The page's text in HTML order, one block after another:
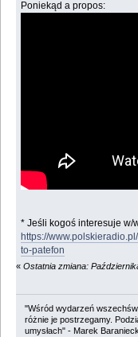
Poniekąd a propos:
* Jeśli kogoś interesuje w/
https://
to-patefon
« Ostatnia zmiana:
"Wśród wydarzeń
różnie je postrzegamy.
umysłach" - Marek